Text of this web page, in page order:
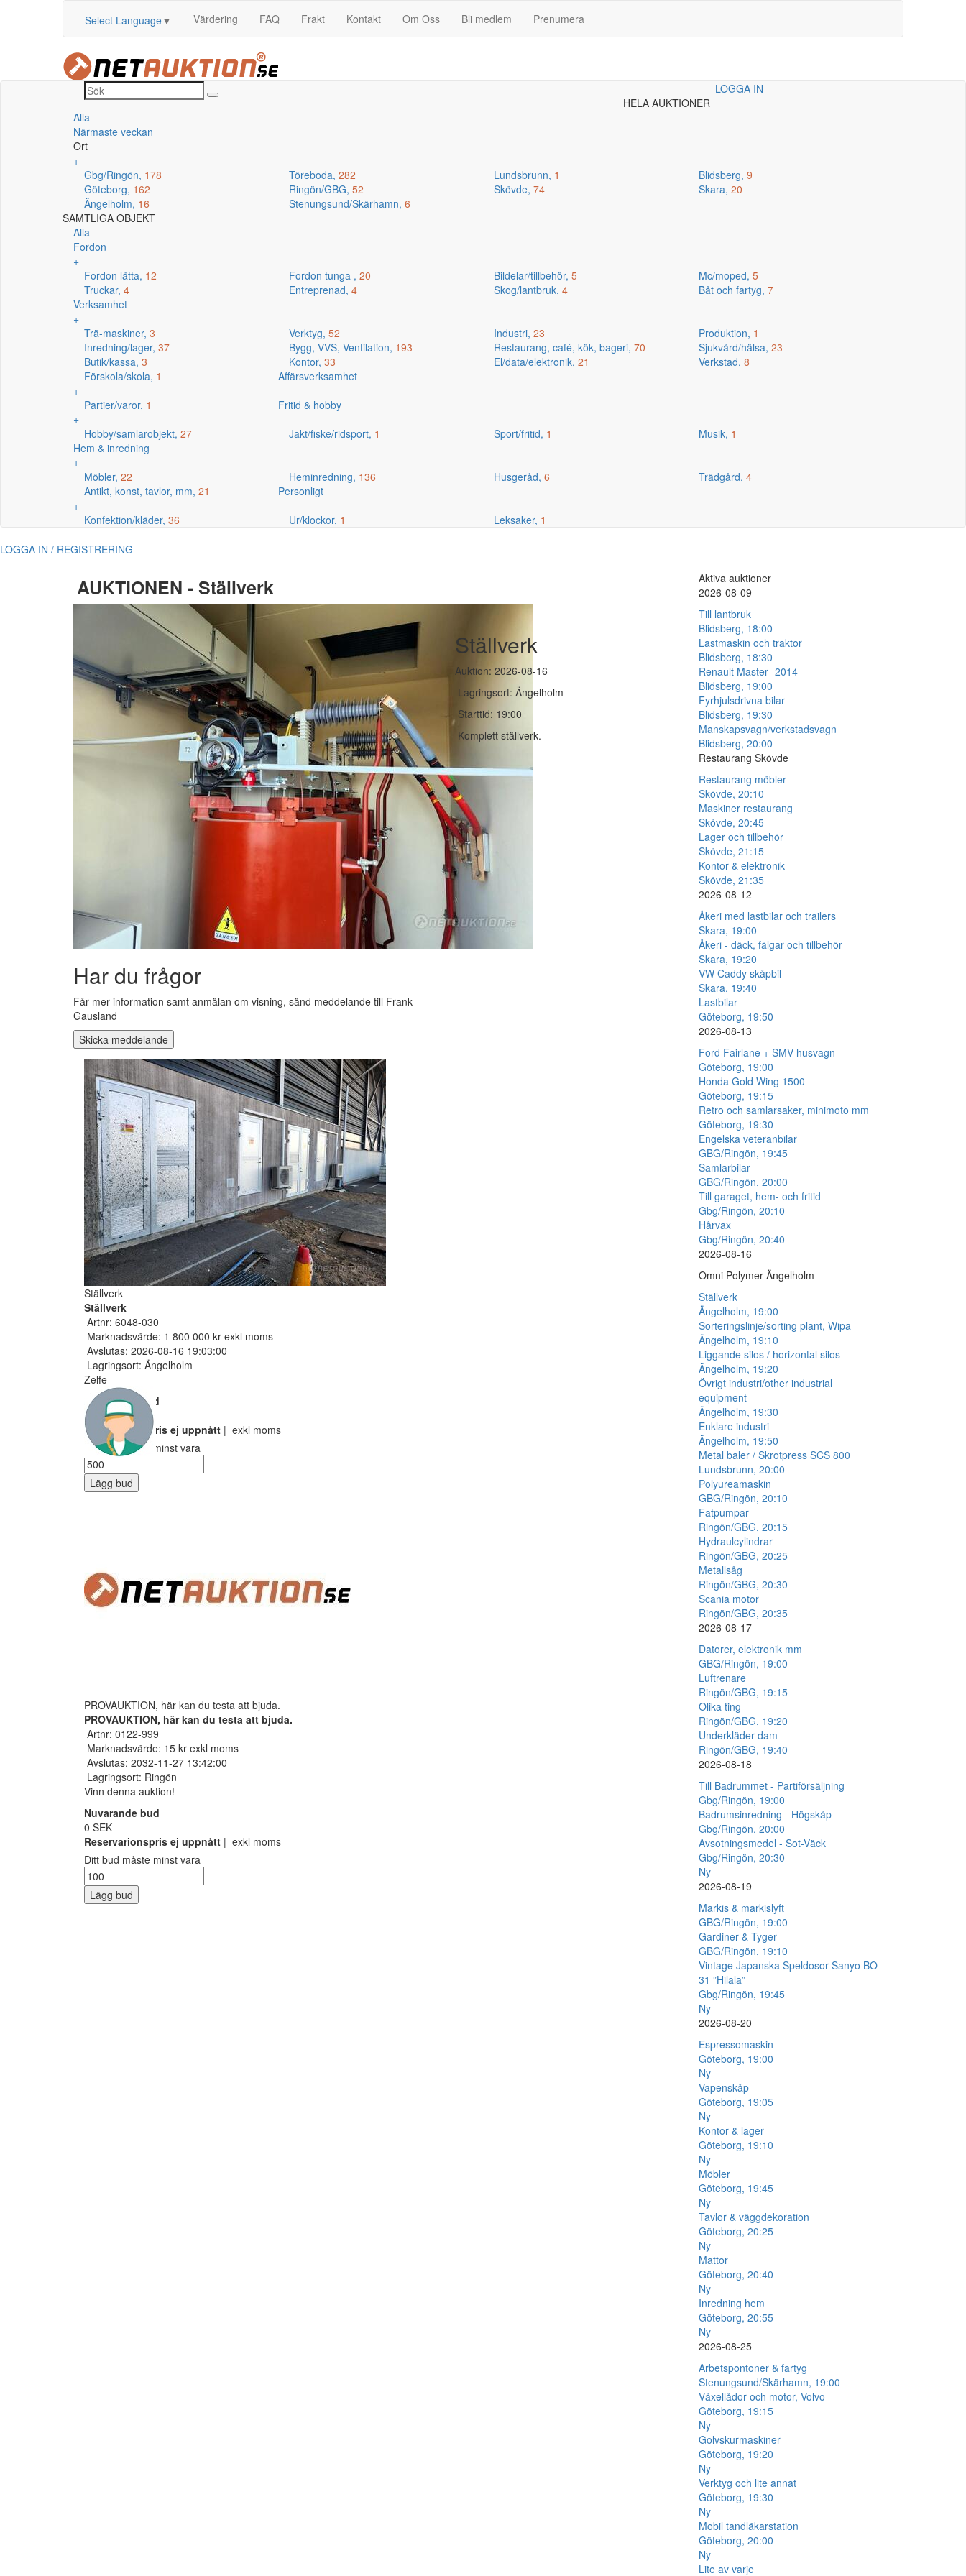
Select Language▼ Värdering FAQ Frakt Kontakt Om Oss Bli medlem Prenumera
LOGGA IN
HELA AUKTIONER
Alla
Närmaste veckan
Ort
+
Gbg/Ringön, 178 Töreboda, 282 Lundsbrunn, 1 Blidsberg, 9
Göteborg, 162 Ringön/GBG, 52 Skövde, 74 Skara, 20
Ängelholm, 16 Stenungsund/Skärhamn, 6
SAMTLIGA OBJEKT
Alla
Fordon
+
Fordon lätta, 12 Fordon tunga , 20 Bildelar/tillbehör, 5 Mc/moped, 5
Truckar, 4 Entreprenad, 4 Skog/lantbruk, 4 Båt och fartyg, 7
Verksamhet
+
Trä-maskiner, 3 Verktyg, 52 Industri, 23 Produktion, 1
Inredning/lager, 37 Bygg, VVS, Ventilation, 193 Restaurang, café, kök, bageri, 70 Sjukvård/hälsa, 23
Butik/kassa, 3 Kontor, 33 El/data/elektronik, 21 Verkstad, 8
Förskola/skola, 1
Affärsverksamhet
+
Partier/varor, 1
Fritid & hobby
+
Hobby/samlarobjekt, 27 Jakt/fiske/ridsport, 1 Sport/fritid, 1 Musik, 1
Hem & inredning
+
Möbler, 22 Heminredning, 136 Husgeråd, 6 Trädgård, 4
Antikt, konst, tavlor, mm, 21
Personligt
+
Konfektion/kläder, 36 Ur/klockor, 1 Leksaker, 1
LOGGA IN / REGISTRERING
AUKTIONEN - Ställverk
Ställverk
Auktion: 2026-08-16
Lagringsort: Ängelholm
Starttid: 19:00
Komplett ställverk.
Har du frågor
Får mer information samt anmälan om visning, sänd meddelande till Frank
Gausland
Skicka meddelande
Ställverk
Ställverk
Artnr: 6048-030
Marknadsvärde: 1 800 000 kr exkl moms
Avslutas: 2026-08-16 19:03:00
Lagringsort: Ängelholm
Zelfe
Nuvarande bud
400 SEK
Reservarionspris ej uppnått | exkl moms
Ditt bud måste minst vara
Lägg bud
PROVAUKTION, här kan du testa att bjuda.
PROVAUKTION, här kan du testa att bjuda.
Artnr: 0122-999
Marknadsvärde: 15 kr exkl moms
Avslutas: 2032-11-27 13:42:00
Lagringsort: Ringön
Vinn denna auktion!
Nuvarande bud
0 SEK
Reservarionspris ej uppnått | exkl moms
Ditt bud måste minst vara
Lägg bud
Aktiva auktioner
2026-08-09
Till lantbruk
Blidsberg, 18:00
Lastmaskin och traktor
Blidsberg, 18:30
Renault Master -2014
Blidsberg, 19:00
Fyrhjulsdrivna bilar
Blidsberg, 19:30
Manskapsvagn/verkstadsvagn
Blidsberg, 20:00
Restaurang Skövde
Restaurang möbler
Skövde, 20:10
Maskiner restaurang
Skövde, 20:45
Lager och tillbehör
Skövde, 21:15
Kontor & elektronik
Skövde, 21:35
2026-08-12
Åkeri med lastbilar och trailers
Skara, 19:00
Åkeri - däck, fälgar och tillbehör
Skara, 19:20
VW Caddy skåpbil
Skara, 19:40
Lastbilar
Göteborg, 19:50
2026-08-13
Ford Fairlane + SMV husvagn
Göteborg, 19:00
Honda Gold Wing 1500
Göteborg, 19:15
Retro och samlarsaker, minimoto mm
Göteborg, 19:30
Engelska veteranbilar
GBG/Ringön, 19:45
Samlarbilar
GBG/Ringön, 20:00
Till garaget, hem- och fritid
Gbg/Ringön, 20:10
Hårvax
Gbg/Ringön, 20:40
2026-08-16
Omni Polymer Ängelholm
Ställverk
Ängelholm, 19:00
Sorteringslinje/sorting plant, Wipa
Ängelholm, 19:10
Liggande silos / horizontal silos
Ängelholm, 19:20
Övrigt industri/other industrial
equipment
Ängelholm, 19:30
Enklare industri
Ängelholm, 19:50
Metal baler / Skrotpress SCS 800
Lundsbrunn, 20:00
Polyureamaskin
GBG/Ringön, 20:10
Fatpumpar
Ringön/GBG, 20:15
Hydraulcylindrar
Ringön/GBG, 20:25
Metallsåg
Ringön/GBG, 20:30
Scania motor
Ringön/GBG, 20:35
2026-08-17
Datorer, elektronik mm
GBG/Ringön, 19:00
Luftrenare
Ringön/GBG, 19:15
Olika ting
Ringön/GBG, 19:20
Underkläder dam
Ringön/GBG, 19:40
2026-08-18
Till Badrummet - Partiförsäljning
Gbg/Ringön, 19:00
Badrumsinredning - Högskåp
Gbg/Ringön, 20:00
Avsotningsmedel - Sot-Väck
Gbg/Ringön, 20:30
Ny
2026-08-19
Markis & markislyft
GBG/Ringön, 19:00
Gardiner & Tyger
GBG/Ringön, 19:10
Vintage Japanska Speldosor Sanyo BO-
31 ”Hilala”
Gbg/Ringön, 19:45
Ny
2026-08-20
Espressomaskin
Göteborg, 19:00
Ny
Vapenskåp
Göteborg, 19:05
Ny
Kontor & lager
Göteborg, 19:10
Ny
Möbler
Göteborg, 19:45
Ny
Tavlor & väggdekoration
Göteborg, 20:25
Ny
Mattor
Göteborg, 20:40
Ny
Inredning hem
Göteborg, 20:55
Ny
2026-08-25
Arbetspontoner & fartyg
Stenungsund/Skärhamn, 19:00
Växellådor och motor, Volvo
Göteborg, 19:15
Ny
Golvskurmaskiner
Göteborg, 19:20
Ny
Verktyg och lite annat
Göteborg, 19:30
Ny
Mobil tandläkarstation
Göteborg, 20:00
Ny
Lite av varje